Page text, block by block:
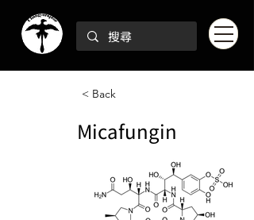
< Back
Micafungin